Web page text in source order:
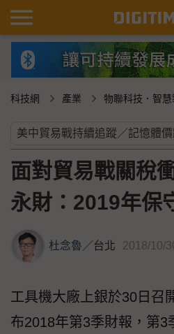
科技網 產業 物聯科技．智慧
面對貿易戰關稅
永財：2019年保
杜念魯／台北 2018/10/
工具機大廠上銀於30日召
布2018年第3季財報，第3